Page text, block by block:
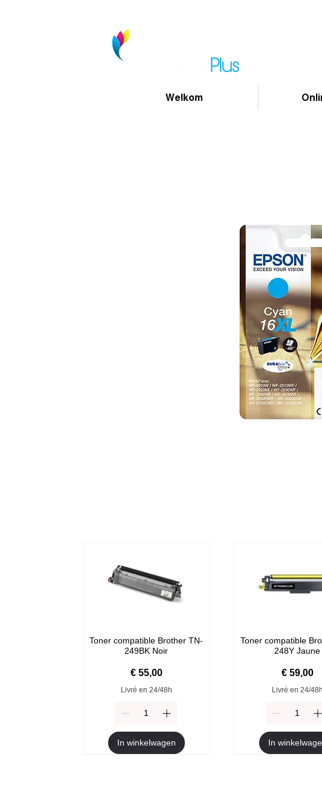
Welkom
Toner compatible Brother TN-
249BK Noir
Prijs
€ 55,00
Livré en 24/48h
In winkelwagen
Toner compatible
248Y Jaune
Prijs
€ 59,00
Livré en 24/48h
In